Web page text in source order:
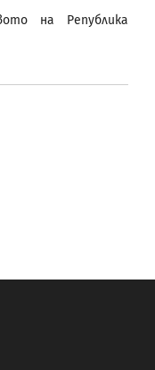
на Република